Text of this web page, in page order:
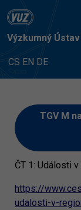
Výzkumný
CS EN DE
TGV M
ČT 1: Události
https://
udalosti-v-